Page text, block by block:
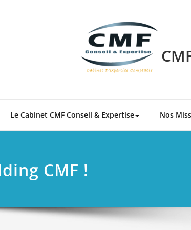
Le Cabinet CMF Conseil & Expertise Nos
CMF !